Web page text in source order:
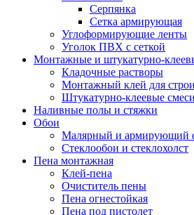
Серпянка
Сетка армирующая
Углоформирующие ленты
Уголок ПВХ с сеткой
Монтажные и штукатурно-
Кладочные растворы
Монтажный клей для
Штукатурно-клеевые
Наливные полы и стяжки
Обои
Малярный и армирующий
Стеклообои и стеклохолст
Пена монтажная
Клей-пена
Очиститель пены
Пена огнестойкая
Пена под пистолет